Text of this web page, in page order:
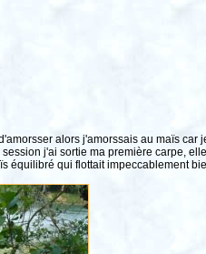
alors j'amorssais au maïs car
j'ai sortie ma première carpe,
équilibré qui flottait impeccablement